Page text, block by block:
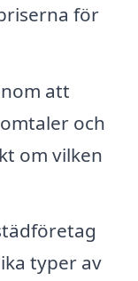
för
att
och
om vilken
typer av